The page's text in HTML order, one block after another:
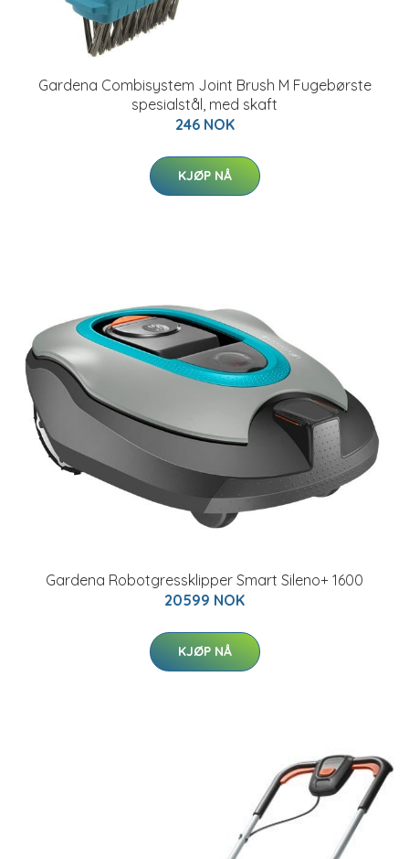
Gardena Combisystem Joint Brush M Fugebørste
spesialstål, med skaft
246 NOK
KJØP NÅ
Gardena Robotgressklipper Smart Sileno+ 1600
20599 NOK
KJØP NÅ